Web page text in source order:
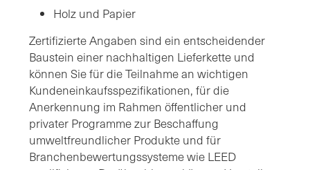
Holz und Papier
Zertifizierte Angaben sind ein entscheidender
Baustein einer nachhaltigen Lieferkette und
können Sie für die Teilnahme an wichtigen
Kundeneinkaufsspezifikationen, für die
Anerkennung im Rahmen öffentlicher und
privater Programme zur Beschaffung
umweltfreundlicher Produkte und für
Branchenbewertungssysteme wie LEED